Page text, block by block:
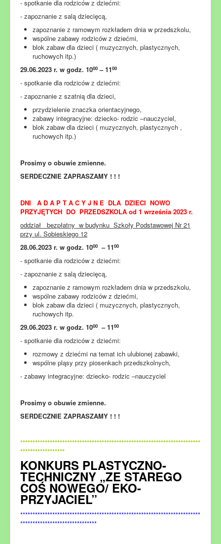
- spotkanie dla rodziców z dziećmi:
- zapoznanie z salą dziecięcą,
zapoznanie z ramowym rozkładem dnia w przedszkolu,
wspólne zabawy rodziców z dziećmi,
blok zabaw dla dzieci ( muzycznych, plastycznych,
ruchowych itp.)
29.06.2023 r. w godz. 1000 – 1100
- spotkanie dla rodziców z dziećmi:
- zapoznanie z szatnią dla dzieci,
przydzielenie znaczka orientacyjnego,
zabawy integracyjne: dziecko- rodzic –nauczyciel,
blok zabaw dla dzieci ( muzycznych, plastycznych ,
ruchowych itp.)
Prosimy o obuwie zmienne.
SERDECZNIE ZAPRASZAMY ! ! !
DNI A D A P T A C Y J N E DLA DZIECI NOWO
PRZYJĘTYCH DO PRZEDSZKOLA od 1 września 2023 r.
oddział bezpłatny w budynku Szkoły Podstawowej Nr 21
przy ul. Sobieskiego 12
28.06.2023 r. w godz. 1000 – 1100
- spotkanie dla rodziców z dziećmi:
- zapoznanie z salą dziecięcą,
zapoznanie z ramowym rozkładem dnia w przedszkolu,
wspólne zabawy rodziców z dziećmi,
blok zabaw dla dzieci ( muzycznych, plastycznych,
ruchowych itp.
29.06.2023 r. w godz. 1000 – 1100
- spotkanie dla rodziców z dziećmi:
rozmowy z dziećmi na temat ich ulubionej zabawki,
wspólne pląsy przy piosenkach przedszkolnych,
- zabawy integracyjne: dziecko- rodzic –nauczyciel
Prosimy o obuwie zmienne.
SERDECZNIE ZAPRASZAMY ! ! !
*************************************************************************
******************
KONKURS PLASTYCZNO-
TECHNICZNY „ZE STAREGO
COŚ NOWEGO/ EKO-
PRZYJACIEL”
*************************************************************************
*******************************